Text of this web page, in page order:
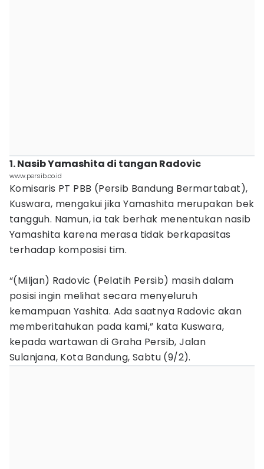
1. Nasib Yamashita di tangan Radovic
www.persib.co.id
Komisaris PT PBB (Persib Bandung Bermartabat),
Kuswara, mengakui jika Yamashita merupakan bek
tangguh. Namun, ia tak berhak menentukan nasib
Yamashita karena merasa tidak berkapasitas
terhadap komposisi tim.
“(Miljan) Radovic (Pelatih Persib) masih dalam
posisi ingin melihat secara menyeluruh
kemampuan Yashita. Ada saatnya Radovic akan
memberitahukan pada kami,” kata Kuswara,
kepada wartawan di Graha Persib, Jalan
Sulanjana, Kota Bandung, Sabtu (9/2).